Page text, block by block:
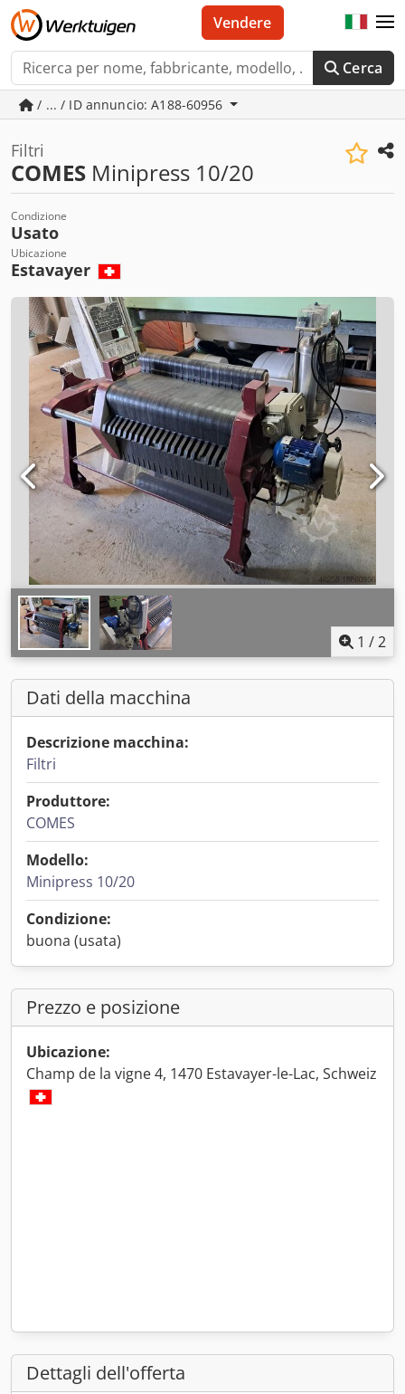
Cerca
Vendere
/ ... / ID annuncio: A188-60956
Filtri
COMES Minipress 10/20
Condizione
Usato
Ubicazione
Estavayer
1 /2
Dati della macchina
Descrizione macchina:
Filtri
Produttore:
COMES
Modello:
Minipress 10/20
Condizione:
buona (usata)
Prezzo e posizione
Ubicazione:
Champ de la vigne 4, 1470 Estavayer-le-Lac, Schweiz
Dettagli dell'offerta